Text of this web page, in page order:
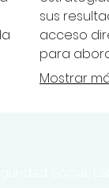
sus
acceso
para
Mostrar